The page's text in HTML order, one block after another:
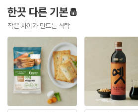
한끗 다른 기본🧂
작은 차이가 만드는 식탁